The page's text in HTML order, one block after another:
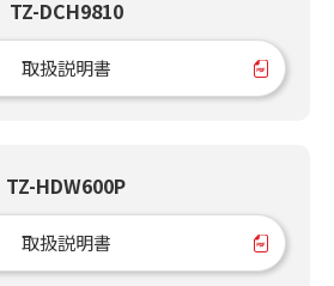
TZ-DCH9810
取扱説明書
TZ-HDW600P
取扱説明書